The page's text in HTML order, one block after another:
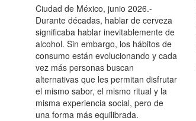
Ciudad de México, junio 2026.-
Durante décadas, hablar de cerveza
significaba hablar inevitablemente de
alcohol. Sin embargo, los hábitos de
consumo están evolucionando y cada
vez más personas buscan
alternativas que les permitan disfrutar
el mismo sabor, el mismo ritual y la
misma experiencia social, pero de
una forma más equilibrada.